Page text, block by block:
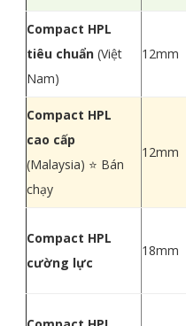
Compact HPL
tiêu chuẩn (Việt
Nam)
12mm
Compact HPL
cao cấp
(Malaysia) ⭐ Bán
chạy
12mm
Compact HPL
cường lực
18mm